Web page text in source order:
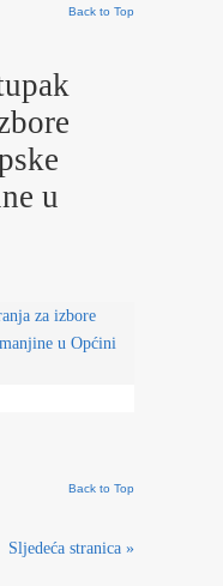
Back to Top
u
Back to Top
Sljedeća stranica »